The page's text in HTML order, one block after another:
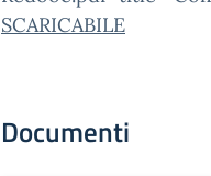
SCARICABILE
Documenti